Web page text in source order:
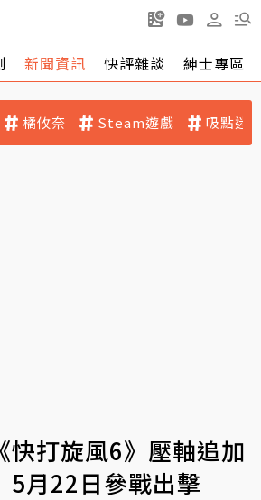
新聞資訊 快評雜談 紳士專區
橘攸奈 Steam遊戲 吸點迷
快打旋風6》壓軸追加
5月22日參戰出擊